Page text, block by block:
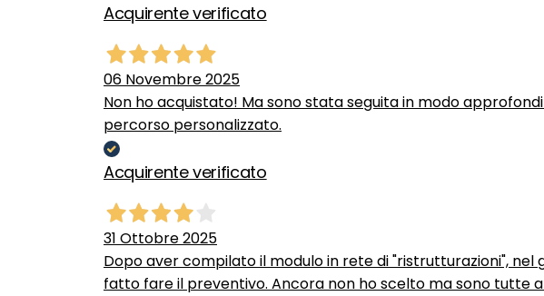
Acquirente verificato
06 Novembre 2025
Non ho acquistato! Ma sono stata seguita in modo
percorso personalizzato.
Acquirente verificato
31 Ottobre 2025
Dopo aver compilato il modulo in rete di "ristrutturazioni",
fatto fare il preventivo. Ancora non ho scelto ma sono tutte